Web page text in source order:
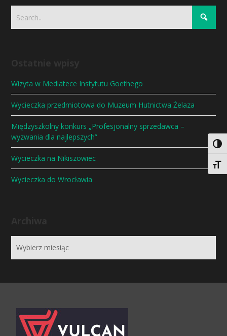
Wizyta w Mediatece Instytutu Goethego
Wycieczka przedmiotowa do Muzeum Hutnictwa Żelaza
Międzyszkolny konkurs „Profesjonalny sprzedawca –
wyzwania dla najlepszych”
Wycieczka na Nikiszowiec
Wycieczka do Wrocławia